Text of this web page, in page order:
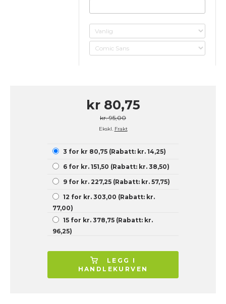
kr 80,75
kr. 95,00
Ekskl. Frakt
3 for kr 80,75 (Rabatt: kr. 14,25)
6 for kr. 151,50 (Rabatt: kr. 38,50)
9 for kr. 227,25 (Rabatt: kr. 57,75)
12 for kr. 303,00 (Rabatt: kr.
77,00)
15 for kr. 378,75 (Rabatt: kr.
96,25)
LEGG I
HANDLEKURVEN